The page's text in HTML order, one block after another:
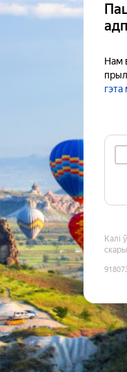
Нам
Калі